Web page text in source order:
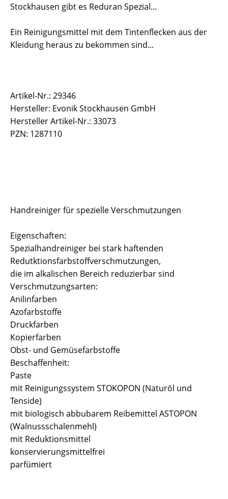
Stockhausen gibt es Reduran Spezial...
Ein Reinigungsmittel mit dem Tintenflecken aus der
Kleidung heraus zu bekommen sind...
Artikel-Nr.: 29346
Hersteller: Evonik Stockhausen GmbH
Hersteller Artikel-Nr.: 33073
PZN: 1287110
Handreiniger für spezielle Verschmutzungen
Eigenschaften:
Spezialhandreiniger bei stark haftenden
Redutktionsfarbstoffverschmutzungen,
die im alkalischen Bereich reduzierbar sind
Verschmutzungsarten:
Anilinfarben
Azofarbstoffe
Druckfarben
Kopierfarben
Obst- und Gemüsefarbstoffe
Beschaffenheit:
Paste
mit Reinigungssystem STOKOPON (Naturöl und
Tenside)
mit biologisch abbubarem Reibemittel ASTOPON
(Walnussschalenmehl)
mit Reduktionsmittel
konservierungsmittelfrei
parfümiert